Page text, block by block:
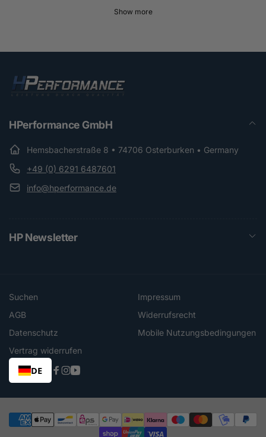
Show more
HPerformance GmbH
Hemsbacherstraße 8 • 74706 Osterburken • Germany
+49 (0) 6291 6487601
info@hperformance.de
HP Newsletter
Suchen
Impressum
AGB
Widerrufsrecht
Datenschutz
Mobile Nutzungsbedingungen
Vertrag widerrufen
DE
Facebook
Instagram
YouTube
Zahlungsmethoden